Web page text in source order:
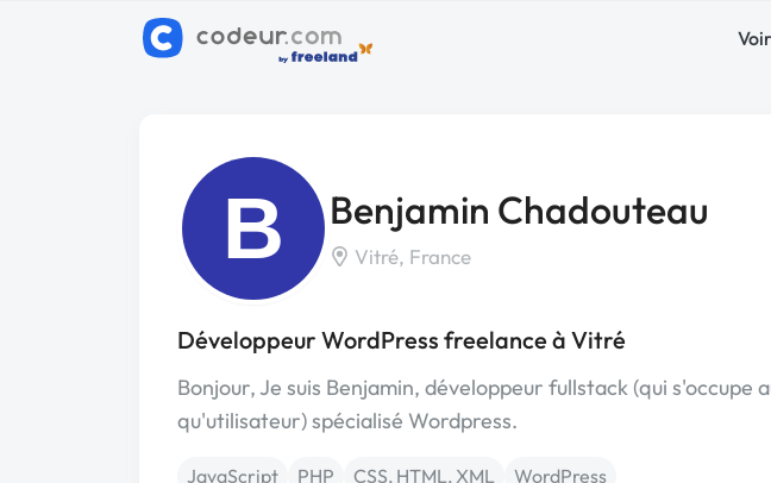
B Benjamin Chadouteau
Vitré, France
Développeur WordPress freelance à Vitré
Bonjour, Je suis Benjamin, développeur fullstack (qui
qu'utilisateur) spécialisé Wordpress.
JavaScript PHP CSS, HTML, XML WordPress